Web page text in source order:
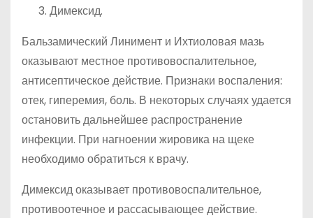
Димексид.
Бальзамический Линимент и Ихтиоловая мазь
оказывают местное противовоспалительное,
антисептическое действие. Признаки воспаления:
отек, гиперемия, боль. В некоторых случаях удается
остановить дальнейшее распространение
инфекции. При нагноении жировика на щеке
необходимо обратиться к врачу.
Димексид оказывает противовоспалительное,
противоотечное и рассасывающее действие.